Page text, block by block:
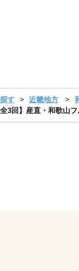
す 近畿地方
全3回】産直・和歌山